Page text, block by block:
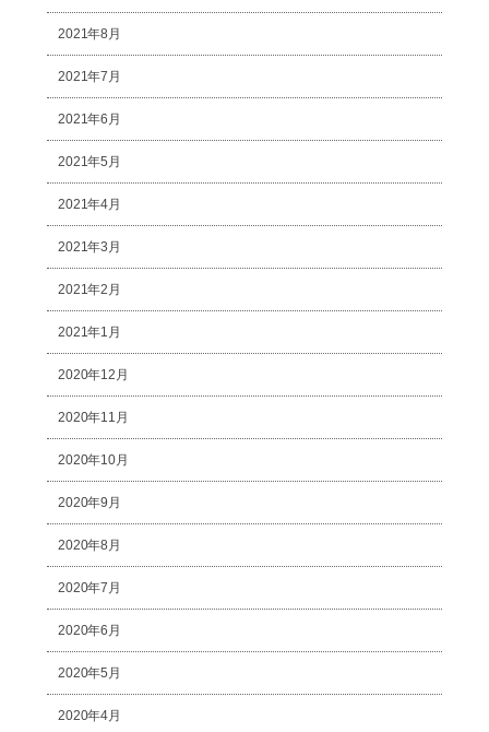
2021年8月
2021年7月
2021年6月
2021年5月
2021年4月
2021年3月
2021年2月
2021年1月
2020年12月
2020年11月
2020年10月
2020年9月
2020年8月
2020年7月
2020年6月
2020年5月
2020年4月